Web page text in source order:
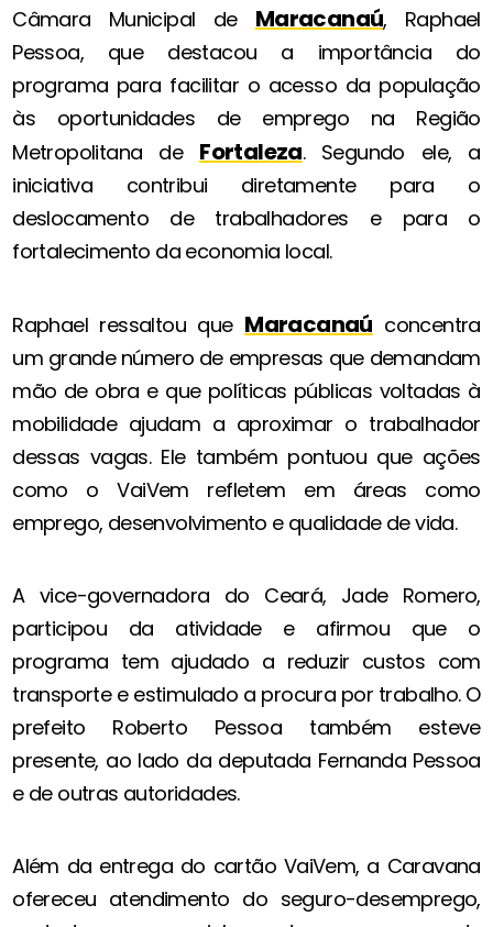
Câmara Municipal de Maracanaú, Raphael
Pessoa, que destacou a importância do
programa para facilitar o acesso da população
às oportunidades de emprego na Região
Metropolitana de Fortaleza. Segundo ele, a
iniciativa contribui diretamente para o
deslocamento de trabalhadores e para o
fortalecimento da economia local.
Raphael ressaltou que Maracanaú concentra
um grande número de empresas que demandam
mão de obra e que políticas públicas voltadas à
mobilidade ajudam a aproximar o trabalhador
dessas vagas. Ele também pontuou que ações
como o VaiVem refletem em áreas como
emprego, desenvolvimento e qualidade de vida.
A vice-governadora do Ceará, Jade Romero,
participou da atividade e afirmou que o
programa tem ajudado a reduzir custos com
transporte e estimulado a procura por trabalho. O
prefeito Roberto Pessoa também esteve
presente, ao lado da deputada Fernanda Pessoa
e de outras autoridades.
Além da entrega do cartão VaiVem, a Caravana
ofereceu atendimento do seguro-desemprego,